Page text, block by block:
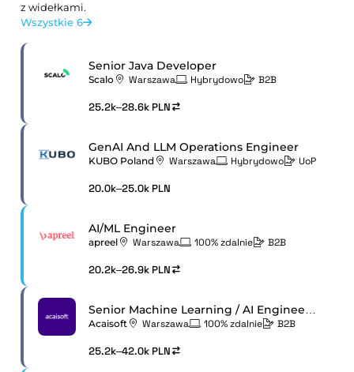
z widełkami.
Wszystkie 6
Senior Java Developer
Scalo Warszawa Hybrydowo B2B
25.2k–28.6k PLN
GenAI And LLM Operations Engineer
KUBO Poland Warszawa Hybrydowo UoP
20.0k–25.0k PLN
AI/ML Engineer
apreel Warszawa 100% zdalnie B2B
20.2k–26.9k PLN
Senior Machine Learning / AI Engineer (RL)
Acaisoft Warszawa 100% zdalnie B2B
25.2k–42.0k PLN